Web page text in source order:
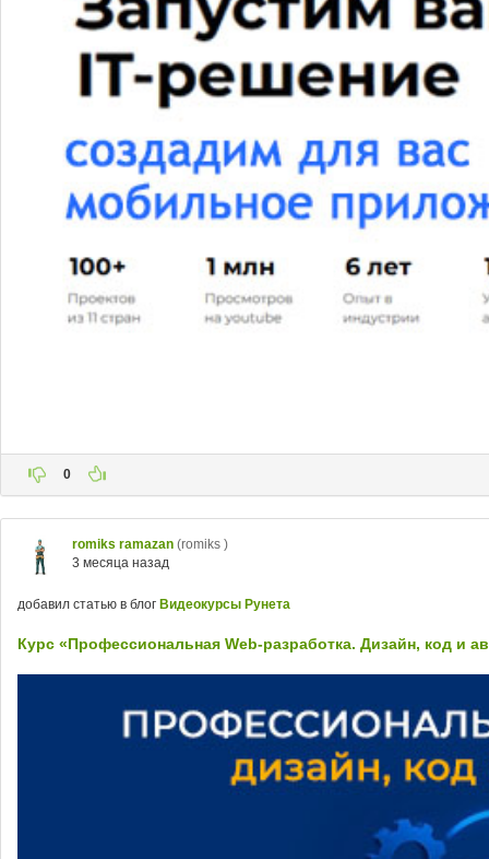
0
romiks ramazan (romiks )
3 месяца назад
добавил статью в блог Видеокурсы Рунета
Курс «Профессиональная Web-разработка. Дизайн, код и